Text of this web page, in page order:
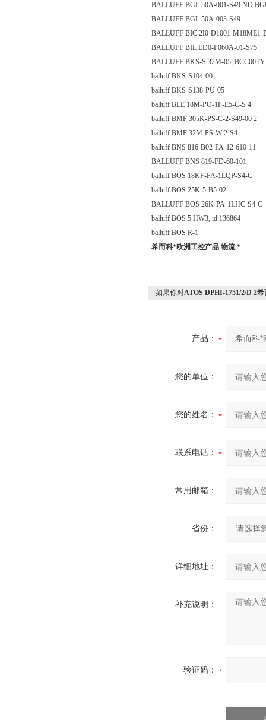
BALLUFF BGL 50A-001-S49
BALLUFF BGL 50A-003-S49
BALLUFF BIC 2I0-D1001-M18ME1-
BALLUFF BIL ED0-P060A-01-S75
BALLUFF BKS-S 32M-05, BCC00TY
balluff BKS-S104-00
balluff BKS-S138-PU-05
balluff BLE 18M-PO-1P-E5-C-S 4
balluff BMF 305K-PS-C-2-S49-00 2
balluff BMF 32M-PS-W-2-S4
balluff BNS 816-B02-PA-12-610-11
BALLUFF BNS 819-FD-60-101
balluff BOS 18KF-PA-1LQP-S4-C
balluff BOS 25K-5-B5-02
BALLUFF BOS 26K-PA-1LHC-S4-C
balluff BOS 5 HW3, id:136864
balluff BOS R-1
希而科*欧洲工控产品 物流 *
如果你对ATOS DPHI-1751/2/D 2
产品：
您的单位：
您的姓名：
联系电话：
常用邮箱：
省份：
详细地址：
补充说明：
验证码：